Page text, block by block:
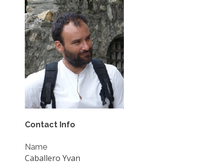
EXPERIMENTAL PLATFORMS
GEOGRAPHIC LOCATIONS
CURRENT PROJECTS
COMPLETED PROJECTS
UMR NETWORKS
REGULAR SEMINARS
TRAINING COURSES
MASTER
EDUCATION AND TRAINING
Contact Info
Name
Caballero Yvan